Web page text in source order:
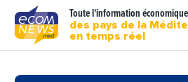
Toute l'information économique
des pays de la
en temps réel